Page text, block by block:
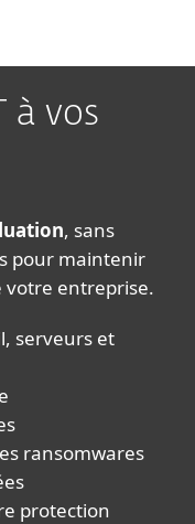
à vos
, sans
pour maintenir
votre entreprise.
serveurs et
ransomwares​
protection